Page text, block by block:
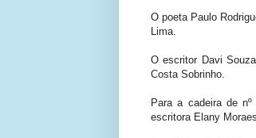
O poeta Paulo
Lima.
O escritor Davi
Costa Sobrinho.
Para a cadeira de
escritora Elany Moraes.